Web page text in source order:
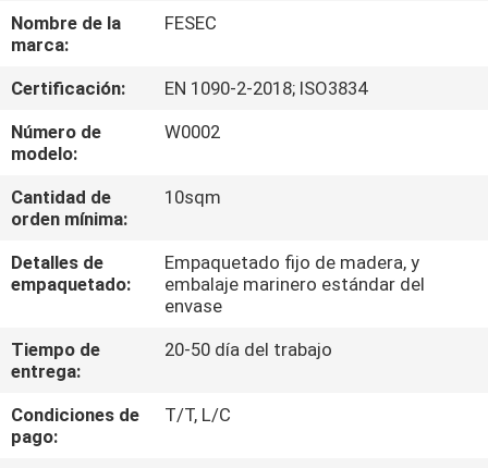
VIAJE
DE
LA
FÁBRICA
CONTROL
CALIDAD
ÉNTRENOS
EN
CONTACTO
Nombre de la
marca:
FESEC
Certificación:
EN 1090-2-2018; ISO3834
Número de
modelo:
W0002
Cantidad de
orden mínima:
10sqm
Detalles de
empaquetado:
Empaquetado fijo de madera, y
embalaje marinero estándar del
envase
Tiempo de
entrega:
20-50 día del trabajo
Condiciones de
pago:
T/T, L/C